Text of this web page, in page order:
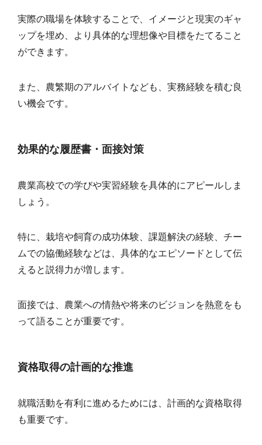
実際の職場を体験することで、イメージと現実のギャ
ップを埋め、より具体的な理想像や目標をたてること
ができます。
また、農繁期のアルバイトなども、実務経験を積む良
い機会です。
効果的な履歴書・面接対策
農業高校での学びや実習経験を具体的にアピールしま
しょう。
特に、栽培や飼育の成功体験、課題解決の経験、チー
ムでの協働経験などは、具体的なエピソードとして伝
えると説得力が増します。
面接では、農業への情熱や将来のビジョンを熱意をも
って語ることが重要です。
資格取得の計画的な推進
就職活動を有利に進めるためには、計画的な資格取得
も重要です。